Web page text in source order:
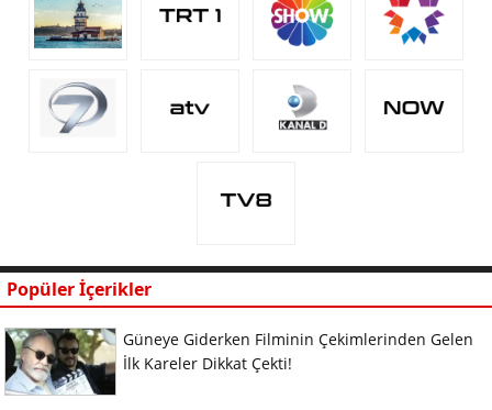
Popüler İçerikler
Güneye Giderken Filminin Çekimlerinden Gelen
İlk Kareler Dikkat Çekti!